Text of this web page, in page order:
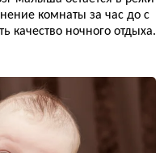
комнаты за час до с
качество ночного отдыха.